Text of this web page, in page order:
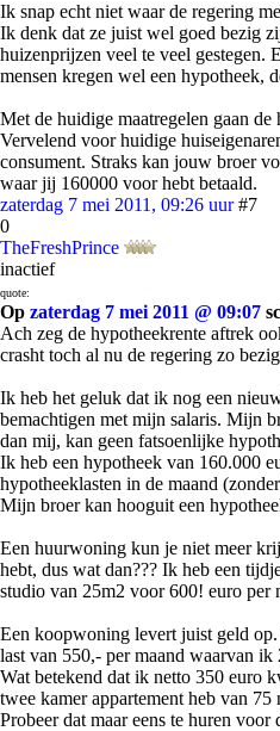
Ik snap echt niet waar de regering
Ik denk dat ze juist wel goed bezig
huizenprijzen veel te veel gestegen.
mensen kregen wel een hypotheek,
Met de huidige maatregelen gaan
Vervelend voor huidige
consument. Straks kan jouw broer
waar jij 160000 voor hebt betaald.
zaterdag 7 mei 2011, 09:26 uur #7
0
TheFreshPrince
inactief
quote:
Op zaterdag 7 mei 2011 @ 09:07
Ach zeg de hypotheekrente aftrek
crasht toch al nu de regering zo
Ik heb het geluk dat ik nog een
bemachtigen met mijn salaris. Mijn
dan mij, kan geen fatsoenlijke
Ik heb een hypotheek van 160.000
hypotheeklasten in de maand
Mijn broer kan hooguit een
Een huurwoning kun je niet meer
hebt, dus wat dan??? Ik heb een
studio van 25m2 voor 600! euro per
Een koopwoning levert juist geld
last van 550,- per maand waarvan
Wat betekend dat ik netto 350 euro
twee kamer appartement heb van
Probeer dat maar eens te huren voor